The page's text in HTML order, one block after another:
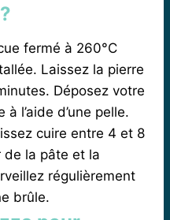
fermé à 260°C
Laissez la pierre
Déposez votre
l’aide d’une pelle.
cuire entre 4 et 8
de la pâte et la
régulièrement
brûle.